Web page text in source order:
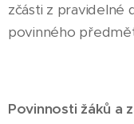
zčásti z pravidelné
povinného
Povinnosti žáků a